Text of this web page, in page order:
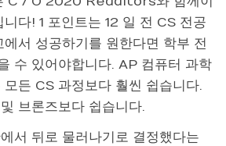
다! 1 포인트는 12 일 전 CS 전공
서 성공하기를 원한다면 학부 전
수 있어야합니다. AP 컴퓨터 과학
든 CS 과정보다 훨씬 쉽습니다.
브론즈보다 쉽습니다.
서 뒤로 물러나기로 결정했다는